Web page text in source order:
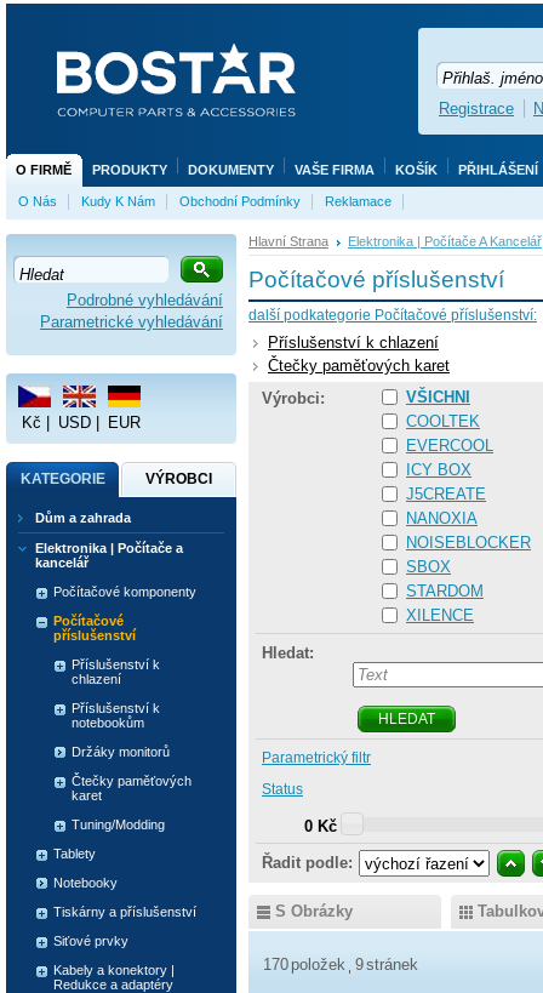
Hlavní Strana Elektronika | Počítače A Kancelář
Počítačové příslušenství
další podkategorie Počítačové příslušenství:
Příslušenství k chlazení
Čtečky paměťových karet
Výrobci:
VŠICHNI
COOLTEK
EVERCOOL
ICY BOX
J5CREATE
NANOXIA
NOISEBLOCKER
SBOX
STARDOM
XILENCE
Hledat:
HLEDAT
Parametrický filtr
Status
0 Kč
Řadit podle:
S Obrázky
170 položek 9stránek
Podrobné vyhledávání
Parametrické vyhledávání
Kč USD EUR
KATEGORIE VÝROBCI
Dům a zahrada
Elektronika | Počítače a
kancelář
Počítačové komponenty
Počítačové
příslušenství
Příslušenství k
chlazení
Příslušenství k
notebookům
Držáky monitorů
Čtečky paměťových
karet
Tuning/Modding
Tablety
Notebooky
Tiskárny a příslušenství
Siťové prvky
Kabely a konektory |
Redukce a adaptéry
O FIRMĚ PRODUKTY DOKUMENTY VAŠE FIRMA KOŠÍK PŘIHLÁŠENÍ
O Nás Kudy K Nám Obchodní Podmínky Reklamace
Registrace